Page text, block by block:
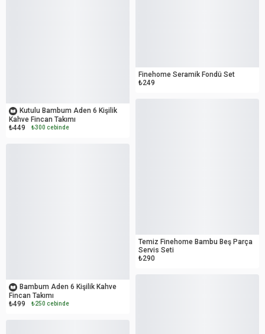
Kutulu Bambum Aden 6 Kişilik
Kahve Fincan Takımı
₺449
₺300 cebinde
Bambum Aden 6 Kişilik Kahve
Fincan Takımı
₺499
₺250 cebinde
Finehome Seramik Fondü Set
₺249
Temiz Finehome Bambu Beş Parça
Servis Seti
₺290